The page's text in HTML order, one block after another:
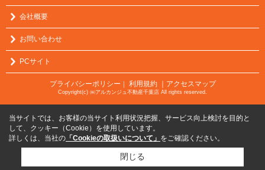
会社概要
お問い合わせ
PCサイト
プライバシーポリシー ｜ 利用規約 ｜アクセスマップ
Copyright(c) ㈱アルカンジュ不動産千葉店 All rights reserved.
当サイトでは、お客様の当サイト利用状況把握、サービス向上検討を目的と
して、クッキー（Cookie）を使用しています。
詳しくは、当社の 「Cookieの取扱いについて」 をご確認ください。
閉じる